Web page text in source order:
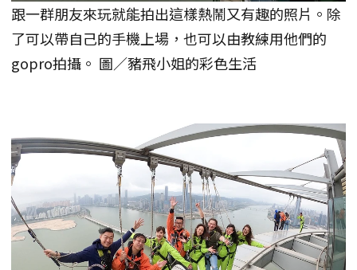
跟一群朋友來玩就能拍出這樣熱鬧又有趣的照片。除
了可以帶自己的手機上場，也可以由教練用他們的
gopro拍攝。 圖／豬飛小姐的彩色生活